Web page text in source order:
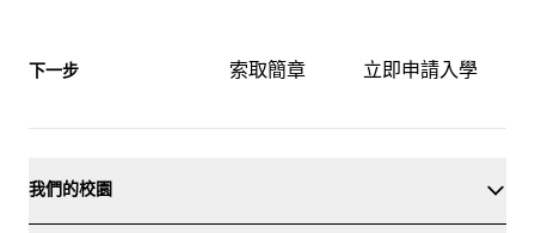
下一步 索取簡章 立即申請入學
我們的校園